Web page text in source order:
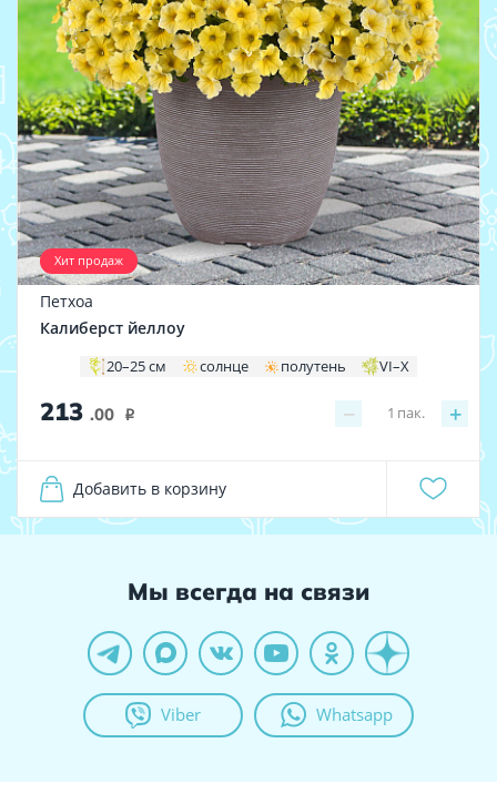
Хит продаж
Петхоа
Калиберст йеллоу
20–25 см солнце полутень VI–X
213 .00 i − +
1 пак.
Добавить в корзину
Мы всегда на связи
Viber Whatsapp